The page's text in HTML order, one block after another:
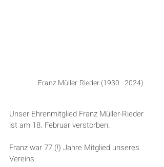
Franz Müller-Rieder (1930 - 2024)
Unser Ehrenmitglied Franz Müller-Rieder
ist am 18. Februar verstorben.
Franz war 77 (!) Jahre Mitglied unseres
Vereins.